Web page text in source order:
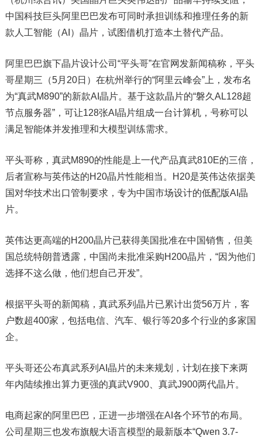
中国科技巨头阿里巴巴发布可同时承担训练和推理任务的新
款人工智能（AI）晶片，试图借机打造本土替代产品。
阿里巴巴旗下晶片设计公司“平头哥”在官网发新闻稿称，平头
哥星期三（5月20日）在杭州举行的“阿里云峰会”上，发布名
为“真武M890”的新款AI晶片。基于这款晶片的“磐久AL128超
节点服务器”，可让128张AI晶片组成一台计算机，号称可以
满足智能体并发推理和大模型训练需求。
平头哥称，真武M890的性能是上一代产品真武810E的三倍，
后者宣称与英伟达的H20晶片性能相当。H20是英伟达依据美
国对华技术出口管制要求，专为中国市场设计的低配版AI晶
片。
英伟达更高端的H200晶片已获得美国批准在中国销售，但美
国总统特朗普透露，中国尚未批准采购H200晶片，“因为他们
选择不这么做，他们想自己开发”。
根据平头哥的新闻稿，真武系列晶片已累计出货56万片，客
户数超400家，包括电信、汽车、银行等20多个行业的多家国
企。
平头哥还公布真武系列AI晶片的未来规划，计划在接下来两
年内陆续推出算力更强的真武V900、真武J900两代晶片。
电商起家的阿里巴巴，正进一步增强在AI各个环节的布局。
公司星期三也发布旗舰大语言模型的最新版本“Qwen 3.7-